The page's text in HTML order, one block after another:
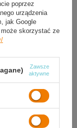
poprzez
urządzenia
jak Google
skorzystać ze
Zawsze
aktywne